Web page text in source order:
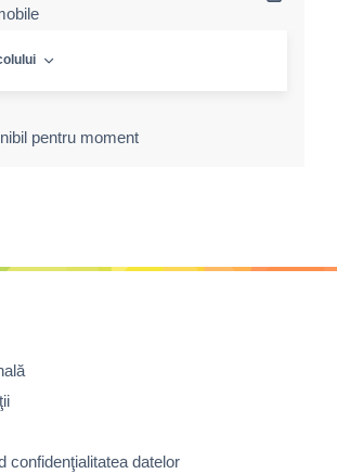
pentru moment
confidenţialitatea datelor